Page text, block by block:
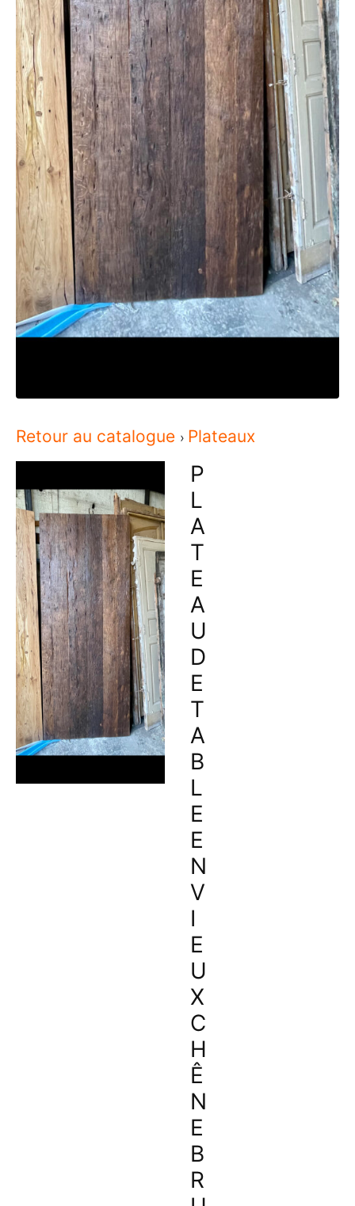
Retour au catalogue Plateaux
P
L
A
T
E
A
U
D
E
T
A
B
L
E
E
N
V
I
E
U
X
C
H
Ê
N
E
B
R